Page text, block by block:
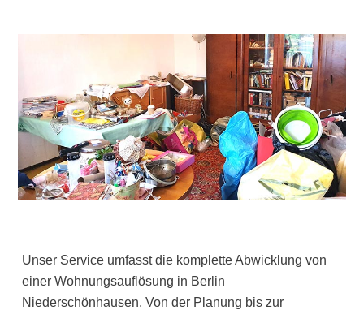
Unser Service umfasst die komplette Abwicklung von
einer Wohnungsauflösung in Berlin
Niederschönhausen. Von der Planung bis zur